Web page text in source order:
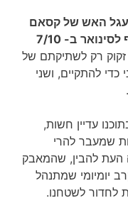
האש של קסאם
לסינואר
ב- 7/10
זקוק רק לשתיקתם של
כדי להתקיים, ושני
עדיין חשות,
שמעבר להרי
העת להבין, שהמאבק
יומיומי שמתנהל
לחדור לשטחנו.